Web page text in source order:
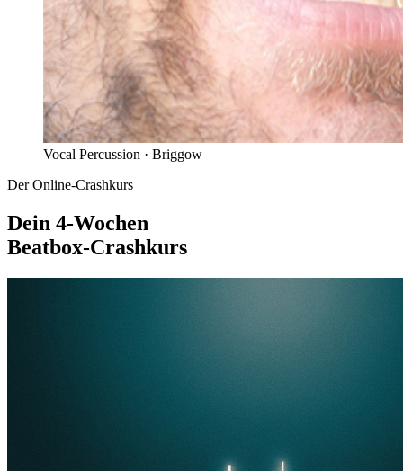
Vocal Percussion · Briggow
Der Online-Crashkurs
Dein 4-Wochen
Beatbox-Crashkurs